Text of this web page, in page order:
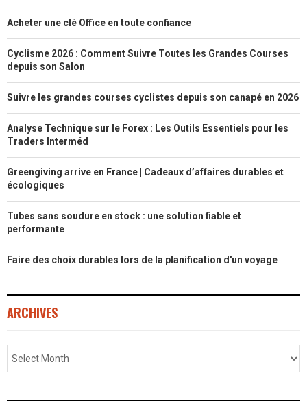
Acheter une clé Office en toute confiance
Cyclisme 2026 : Comment Suivre Toutes les Grandes Courses
depuis son Salon
Suivre les grandes courses cyclistes depuis son canapé en 2026
Analyse Technique sur le Forex : Les Outils Essentiels pour les
Traders Interméd
Greengiving arrive en France | Cadeaux d’affaires durables et
écologiques
Tubes sans soudure en stock : une solution fiable et
performante
Faire des choix durables lors de la planification d'un voyage
ARCHIVES